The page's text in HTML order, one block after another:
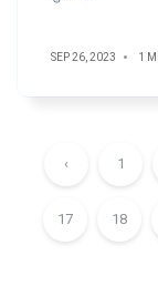
SEP 26, 2023 1
‹ 1
17 18